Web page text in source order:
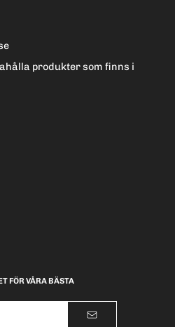
produkter som finns i
FÖR VÅRA BÄSTA